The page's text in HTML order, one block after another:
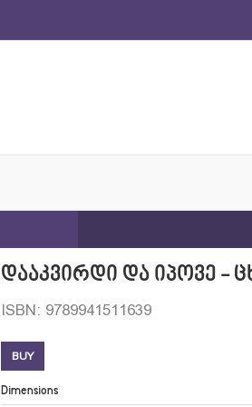
დააკვირდი და იპოვე -
ISBN: 9789941511639
BUY
Dimensions